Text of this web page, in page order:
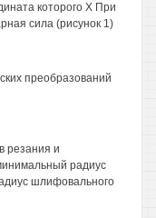
которого X При
сила (рисунок 1)
преобразований
резания и
радиус
шлифовального